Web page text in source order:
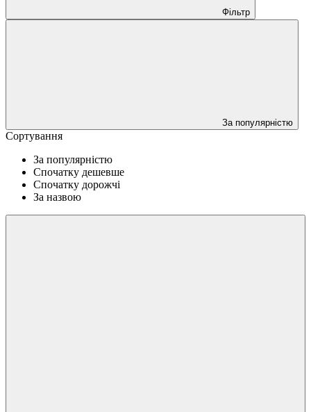
Фільтр
За популярністю
Сортування
За популярністю
Спочатку дешевше
Спочатку дорожчі
За назвою